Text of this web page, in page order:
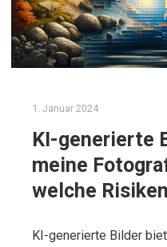
1. Januar 2024
KI-generierte
meine
welche
KI-generierte Bilder